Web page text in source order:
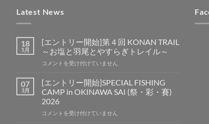
Latest News
18
5月
[エントリー開始]第４回 KONAN TRAIL
～お塩と羽尾とやすらぎトレイル～
[エ
ト
リ
ー
開
始]
コメントを受け付けていません
07
3月
[エントリー開始]SPECIAL FISHING
CAMP in OKINAWA SAI (祭・彩・賽)
2026
[エ
コメントを受け付けていません